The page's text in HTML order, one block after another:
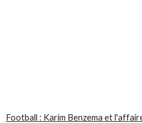
Football : Karim Benzema et